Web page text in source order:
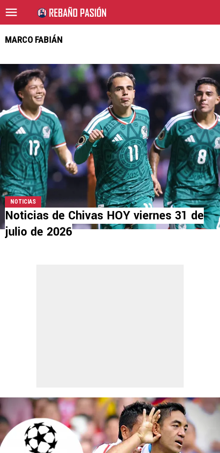
MARCO FABIÁN
NOTICIAS
Noticias de Chivas HOY viernes 31 de
julio de 2026